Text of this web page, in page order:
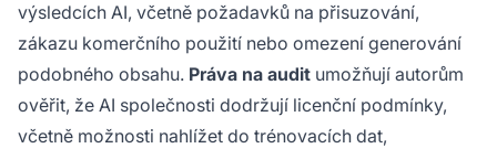
výsledcích AI, včetně požadavků na přisuzování,
zákazu komerčního použití nebo omezení generování
podobného obsahu. Práva na audit umožňují autorům
ověřit, že AI společnosti dodržují licenční podmínky,
včetně možnosti nahlížet do trénovacích dat,